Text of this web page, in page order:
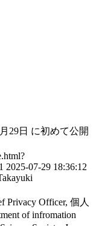
29日 に初めて公開
2025-07-29 18:36:12
Privacy Officer, 個人
of infromation